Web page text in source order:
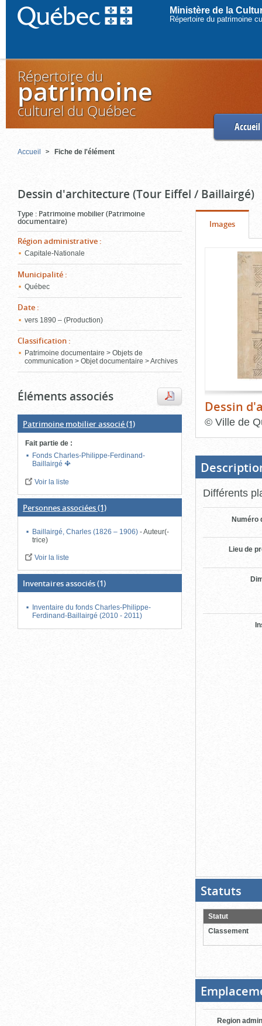
Ministère de la
Répertoire du patrimoine
Répertoire du
patrimoine
culturel du Québec
Accueil
Accueil Fiche de l'élément
Dessin d'architecture (Tour Eiffel / Baillairgé)
Type : Patrimoine mobilier (Patrimoine
documentaire)
Région administrative :
Capitale-Nationale
Municipalité :
Québec
Date :
vers 1890 – (Production)
Classification :
Patrimoine documentaire > Objets de
communication > Objet documentaire > Archives
Éléments associés
Patrimoine mobilier associé(1)
Fait partie de :
Fonds Charles-Philippe-Ferdinand-
Baillairgé
Voir la liste
Personnes associées(1)
Baillairgé, Charles (1826 – 1906)-Auteur(-
trice)
Voir la liste
Inventaires associés(1)
Inventaire du fonds Charles-Philippe-
Ferdinand-Baillairgé (2010 - 2011)
Onglet
Images(cliquer
pour
voir
le
Contenu
l'onglet
Images
Dessin
© Ville de
bloc
d'onglets
Différents
Numéro
Lieu de
Statuts
pour
Statut
Classement
Region